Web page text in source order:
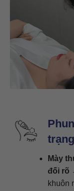
Mày
đối rõ
khuôn